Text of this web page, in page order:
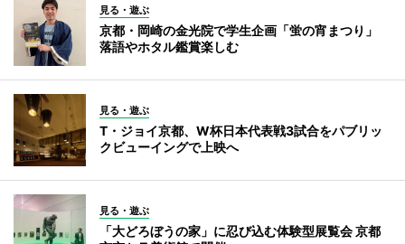
見る・遊ぶ
京都・岡崎の金光院で学生企画「蛍の宵まつり」
落語やホタル鑑賞楽しむ
見る・遊ぶ
T・ジョイ京都、W杯日本代表戦3試合をパブリッ
クビューイングで上映へ
見る・遊ぶ
「大どろぼうの家」に忍び込む体験型展覧会 京都